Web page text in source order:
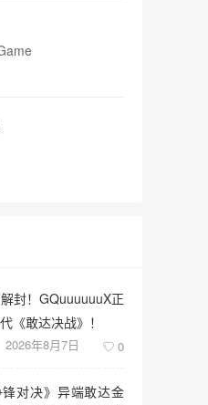
封！GQuuuuuuX正
《敢达决战》！
2026年8月7日 0
锋对决》异端敢达金